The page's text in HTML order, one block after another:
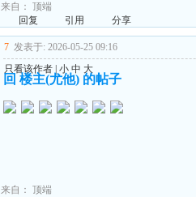
来自： 顶端
回复
引用 分享
7 发表于: 2026-05-25 09:16
只看该作者 小 中 大
回 楼主(尤他) 的帖子
来自： 顶端